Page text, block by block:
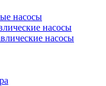
насосы
насосы
насосы